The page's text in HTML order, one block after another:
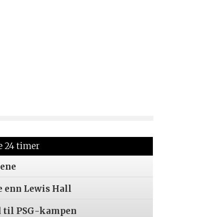
24 timer
enn Lewis Hall
til PSG-kampen